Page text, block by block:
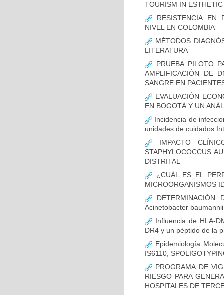
TOURISM IN
RESISTENCIA EN
NIVEL EN COLOMBIA
MÉTODOS
LITERATURA
PRUEBA PILOTO
AMPLIFICACIÓN DE
SANGRE EN
EVALUACIÓN
EN BOGOTÁ Y UN
Incidencia de
unidades de cuidados
IMPACTO
STAPHYLOCOCCUS
DISTRITAL
¿CUÁL ES EL
MICROORGANISMOS
DETERMINACIÓN
Acinetobacter
Influencia de HLA-
DR4 y un péptido de la
Epidemiología
IS6110,
PROGRAMA DE
RIESGO PARA
HOSPITALES DE